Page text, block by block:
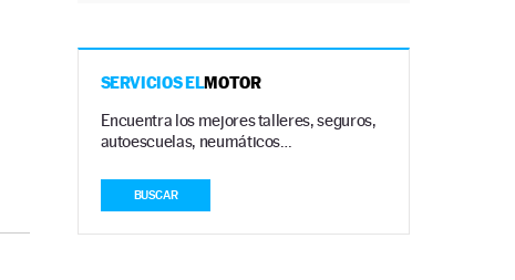
SERVICIOS ELMOTOR
Encuentra los mejores talleres, seguros,
autoescuelas, neumáticos…
BUSCAR